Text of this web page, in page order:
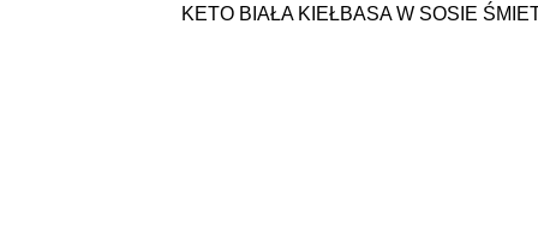
KETO BIAŁA KIEŁBASA W SOSIE